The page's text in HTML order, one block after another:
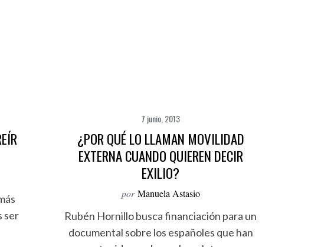
ser
7 junio, 2013
¿POR QUÉ LO LLAMAN MOVILIDAD
EXTERNA CUANDO QUIEREN DECIR
EXILIO?
por Manuela Astasio
Rubén Hornillo busca financiación para un
documental sobre los españoles que han